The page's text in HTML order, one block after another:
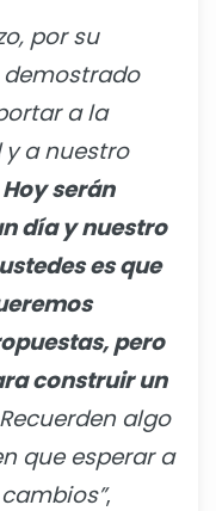
por su
a la
a nuestro
Hoy serán
día y nuestro
es que
pero
construir un
Recuerden algo
que esperar a
,